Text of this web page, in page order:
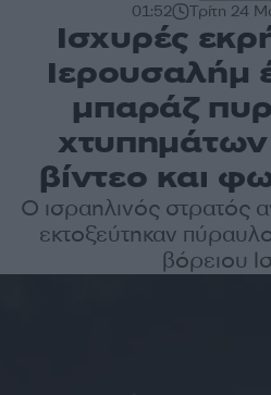
01:52 Τρίτη 24
Ισχυρές
Ιερουσαλήμ
μπαράζ
χτυπημάτων
βίντεο και
Ο ισραηλινός στρατός
εκτοξεύτηκαν
βόρειου